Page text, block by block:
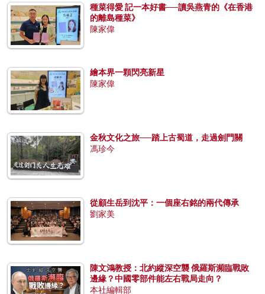
種菜得愛 記一本好書──讀吳燕青的《在香港
的離島種菜》
陳家偉
繪本界一顆閃亮新星
陳家偉
金秋文化之旅──踏上古蜀道，走過劍門關
馮珍今
從顧生岳到沈平：一個座右銘的兩代傳承
劉家美
陳文鴻教授：北約縱深空襲 俄羅斯瀕臨戰敗
邊緣？中國零部件能左右戰局走向？
本社編輯部